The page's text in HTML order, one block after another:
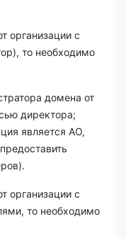
организации с
то необходимо
домена от
директора;
является АО,
организации с
то необходимо